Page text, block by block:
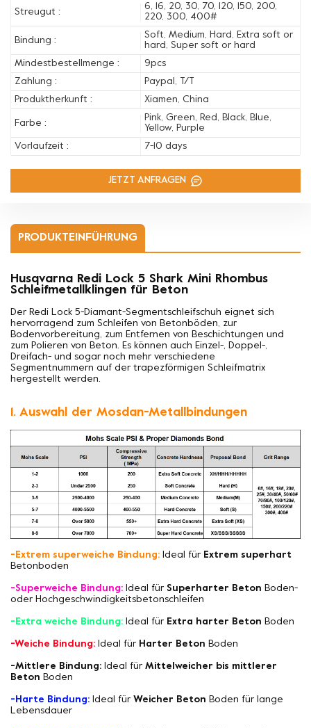
Streugut :
6, 16, 20, 30, 70, 120, 150, 200,
220, 300, 400#
Bindung :
Soft, Medium, Hard, Extra soft or
hard, Super soft or hard
Mindestbestellmenge :
9pcs
Zahlung :
Paypal, T/T
Produktherkunft :
Xiamen, China
Farbe :
Pink, Green, Red, Black, Blue,
Yellow, Purple
Vorlaufzeit :
7-10 days
JETZT ANFRAGEN
PRODUKTEINFÜHRUNG
Husqvarna Redi Lock 5 Shark Mini Rhombus
Schleifmetallklingen für Beton
Der Redi Lock 5-Diamant-Segmentschleifschuh eignet sich
hervorragend zum Schleifen von Betonböden, zur
Bodenvorbereitung, zum Entfernen von Beschichtungen und
zum Polieren von Beton. Es können auch Einzel-, Doppel-,
Dreifach- und sogar noch mehr verschiedene
Segmentnummern auf der trapezförmigen Schleifmatrix
hergestellt werden.
1. Auswahl der Mosdan-Metallbindungen
-Extrem superweiche Bindung: Ideal für Extrem superhart
Betonboden
-Superweiche Bindung: Ideal für Superharter Beton Boden-
oder Hochgeschwindigkeitsbetonschleifen
-Extra weiche Bindung: Ideal für Extra harter Beton Boden
-Weiche Bindung: Ideal für Harter Beton Boden
-Mittlere Bindung: Ideal für Mittelweicher bis mittlerer
Beton Boden
-Harte Bindung: Ideal für Weicher Beton Boden für lange
Lebensdauer